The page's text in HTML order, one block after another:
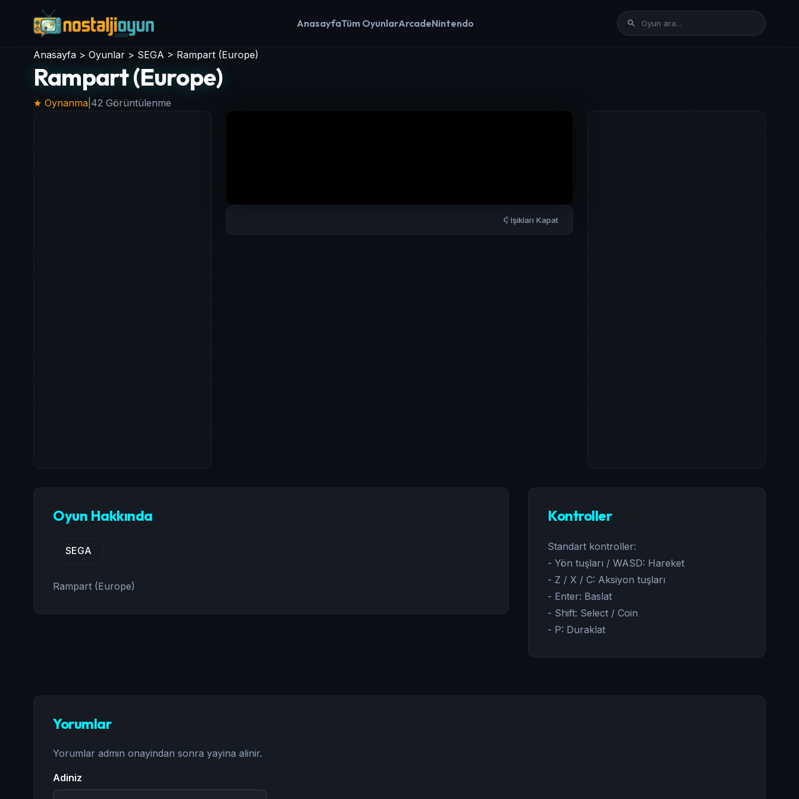
AnasayfaTüm OyunlarArcadeNintendo
Anasayfa > Oyunlar > SEGA > Rampart (Europe)
Rampart (Europe)
★ Oynanma 42 Görüntülenme
Işıkları Kapat
Oyun Hakkında
SEGA
Rampart (Europe)
Kontroller
Standart kontroller:
- Yön tuşları / WASD: Hareket
- Z / X / C: Aksiyon tuşları
- Enter: Baslat
- Shift: Select / Coin
- P: Duraklat
Yorumlar
Yorumlar admin onayindan sonra yayina alinir.
Adiniz